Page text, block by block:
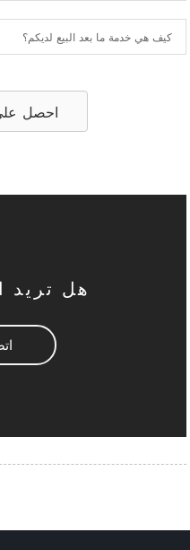
كيف هي خدمة ما بعد البيع لديكم؟
احصل
هل تريد